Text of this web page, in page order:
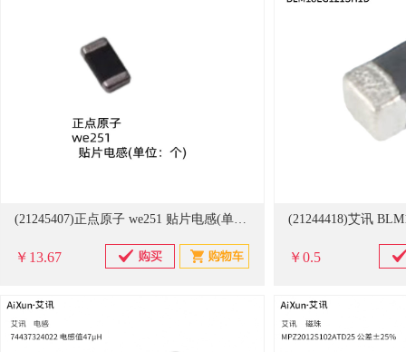
(21245407)正点原子 we251 贴片电感(单位：个)
￥13.67 ￥0.5